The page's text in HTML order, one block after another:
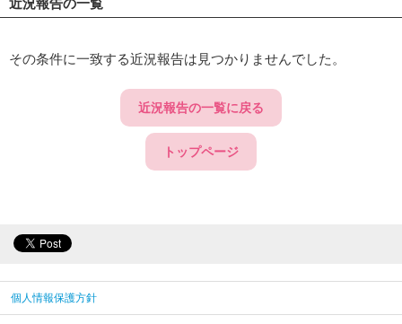
近況報告の一覧
その条件に一致する近況報告は見つかりませんでした。
近況報告の一覧に戻る
トップページ
個人情報保護方針